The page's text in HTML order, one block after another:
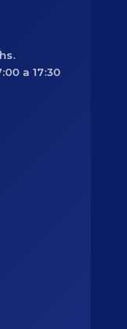
a 17:30